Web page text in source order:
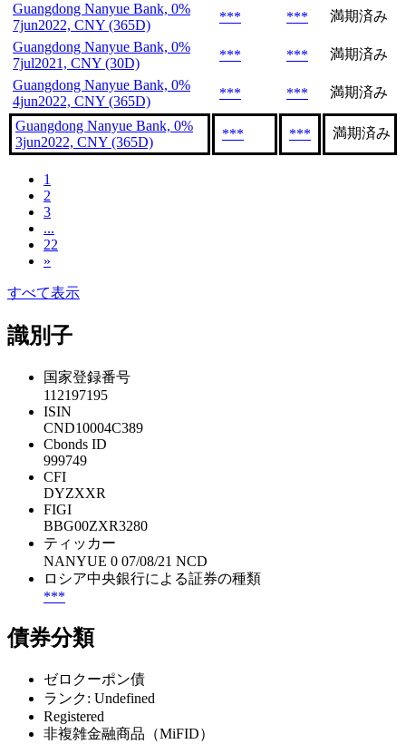
Guangdong Nanyue Bank, 0%
7jun2022, CNY (365D)
*** ***
満期済み
Guangdong Nanyue Bank, 0%
7jul2021, CNY (30D)
*** ***
満期済み
Guangdong Nanyue Bank, 0%
4jun2022, CNY (365D)
*** *** 満期済み
Guangdong Nanyue Bank, 0%
3jun2022, CNY (365D)
*** *** 満期済み
1
2
3
...
22
»
すべて表示
識別子
国家登録番号
112197195
ISIN
CND10004C389
Cbonds ID
999749
CFI
DYZXXR
FIGI
BBG00ZXR3280
ティッカー
NANYUE 0 07/08/21 NCD
ロシア中央銀行による証券の種類
***
債券分類
ゼロクーポン債
ランク: Undefined
Registered
非複雑金融商品（MiFID）